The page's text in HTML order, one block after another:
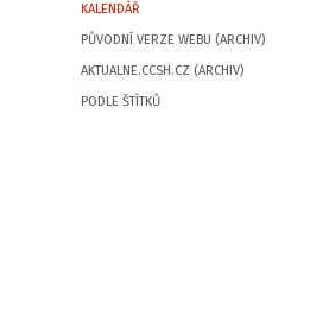
KALENDÁŘ
PŮVODNÍ VERZE WEBU (ARCHIV)
AKTUALNE.CCSH.CZ (ARCHIV)
PODLE ŠTÍTKŮ